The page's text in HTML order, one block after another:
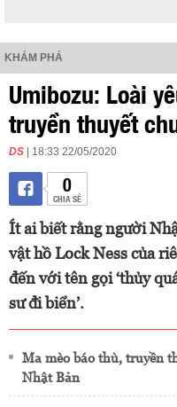
KHÁM PHÁ
Umibozu: Loài
truyền thuyết
DS | 18:33 22/05/2020
0
CHIA SẺ
Ít ai biết rằng người
vật hồ Lock Ness của
đến với tên gọi ‘thủy
sư đi biển’.
Ma mèo báo thù, truyền
Nhật Bản